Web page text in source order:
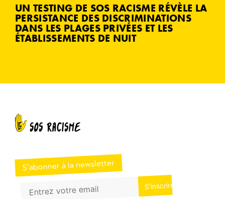
UN TESTING DE SOS RACISME RÉVÈLE LA
PERSISTANCE DES DISCRIMINATIONS
DANS LES PLAGES PRIVÉES ET LES
ÉTABLISSEMENTS DE NUIT
S’abonner à la newsletter